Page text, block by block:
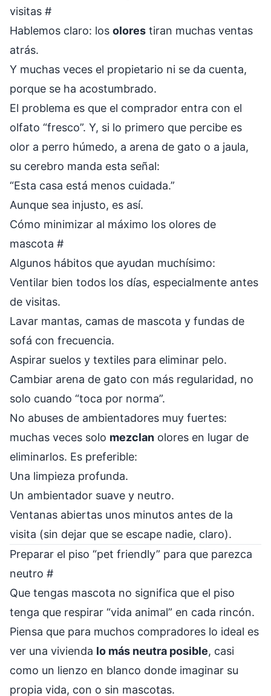
visitas #
Hablemos claro: los olores tiran muchas ventas
atrás.
Y muchas veces el propietario ni se da cuenta,
porque se ha acostumbrado.
El problema es que el comprador entra con el
olfato “fresco”. Y, si lo primero que percibe es
olor a perro húmedo, a arena de gato o a jaula,
su cerebro manda esta señal:
“Esta casa está menos cuidada.”
Aunque sea injusto, es así.
Cómo minimizar al máximo los olores de
mascota #
Algunos hábitos que ayudan muchísimo:
Ventilar bien todos los días, especialmente antes
de visitas.
Lavar mantas, camas de mascota y fundas de
sofá con frecuencia.
Aspirar suelos y textiles para eliminar pelo.
Cambiar arena de gato con más regularidad, no
solo cuando “toca por norma”.
No abuses de ambientadores muy fuertes:
muchas veces solo mezclan olores en lugar de
eliminarlos. Es preferible:
Una limpieza profunda.
Un ambientador suave y neutro.
Ventanas abiertas unos minutos antes de la
visita (sin dejar que se escape nadie, claro).
Preparar el piso “pet friendly” para que parezca
neutro #
Que tengas mascota no significa que el piso
tenga que respirar “vida animal” en cada rincón.
Piensa que para muchos compradores lo ideal es
ver una vivienda lo más neutra posible, casi
como un lienzo en blanco donde imaginar su
propia vida, con o sin mascotas.